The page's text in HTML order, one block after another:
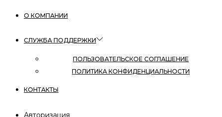
О КОМПАНИИ
СЛУЖБА ПОДДЕРЖКИ
ПОЛЬЗОВАТЕЛЬСКОЕ СОГЛАШЕНИЕ
ПОЛИТИКА КОНФИДЕНЦИАЛЬНОСТИ
КОНТАКТЫ
Авторизация